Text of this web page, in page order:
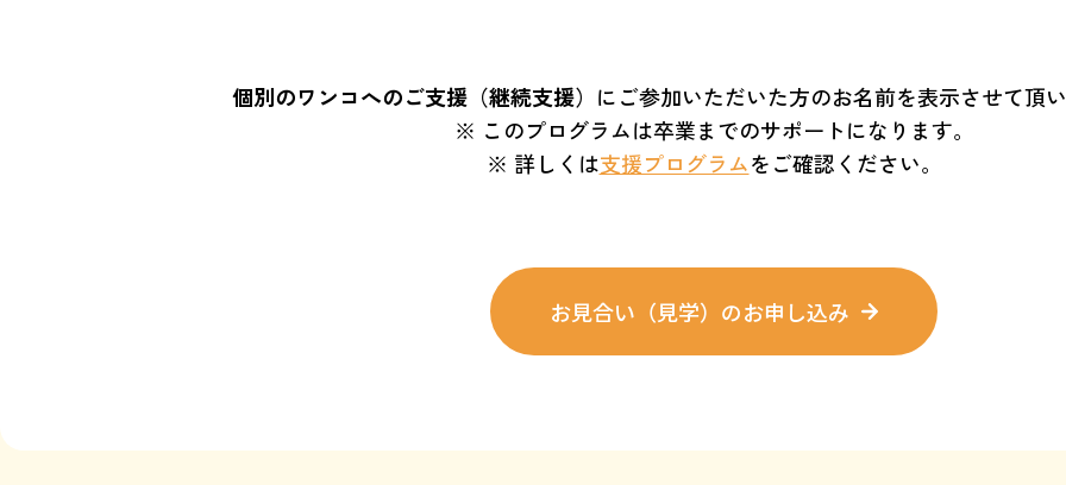
個別のワンコへのご支援（継続支援） にご参加いただいた方のお名前を表示させて頂
このプログラムは卒業までのサポートになります。
詳しくは支援プログラムをご確認ください。
お見合い（見学）のお申し込み